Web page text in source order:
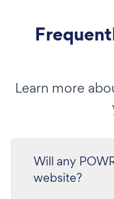
Learn more
Will any
website?